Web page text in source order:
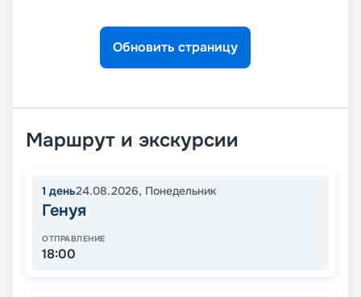
Обновить страницу
Маршрут и экскурсии
1 день24.08.2026, Понедельник
Генуя
ОТПРАВЛЕНИЕ
18:00